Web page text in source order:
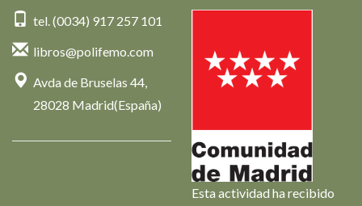
tel. (0034) 917 257 101
libros@polifemo.com
Avda de Bruselas 44,
28028 Madrid(España)
Esta actividad ha recibido